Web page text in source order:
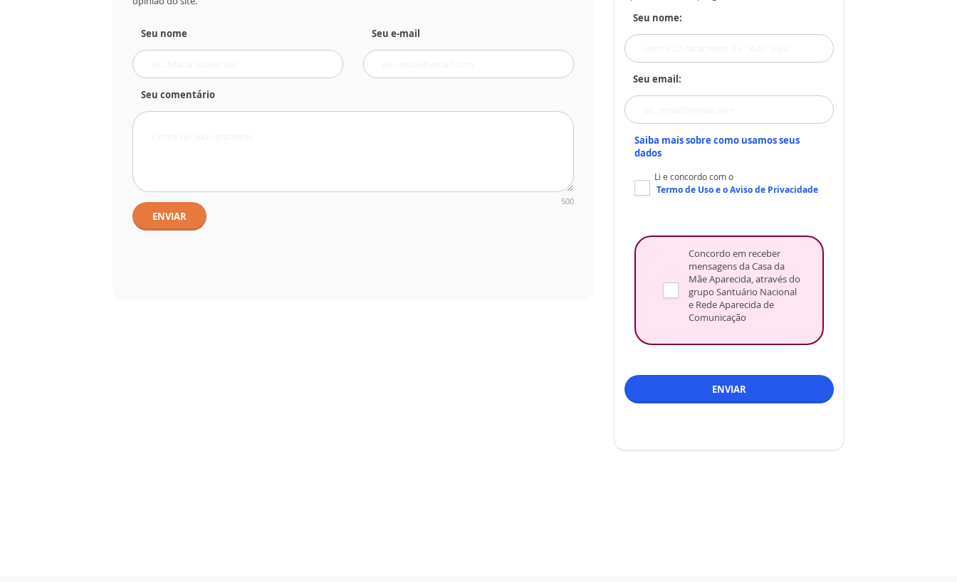
Seu nome Seu e-mail
Seu comentário
500
ENVIAR
Seu nome:
Seu email:
Saiba mais sobre como usamos seus
dados
Li e concordo com o
Termo de Usoe oAviso de Privacidade
Concordo em receber
mensagens da Casa da
Mãe Aparecida, através do
grupo Santuário Nacional
e Rede Aparecida de
Comunicação
ENVIAR